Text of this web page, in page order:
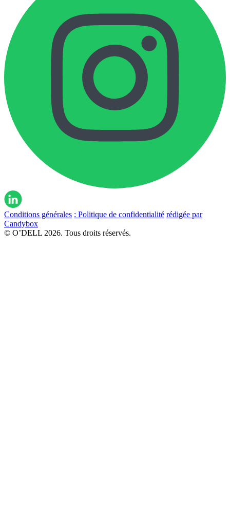
Conditions générales : Politique de confidentialité rédigée par
Candybox
© O’DELL 2026. Tous droits réservés.